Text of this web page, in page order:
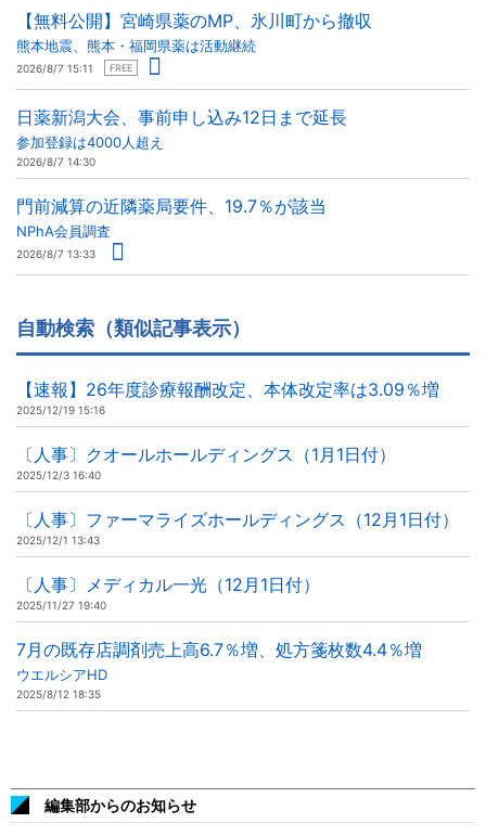
【無料公開】宮崎県薬のMP、氷川町から撤収
熊本地震、熊本・福岡県薬は活動継続
2026/8/7 15:11 FREE
日薬新潟大会、事前申し込み12日まで延長
参加登録は4000人超え
2026/8/7 14:30
門前減算の近隣薬局要件、19.7％が該当
NPhA会員調査
2026/8/7 13:33
自動検索（類似記事表示）
【速報】26年度診療報酬改定、本体改定率は3.09％増
2025/12/19 15:16
〔人事〕クオールホールディングス（1月1日付）
2025/12/3 16:40
〔人事〕ファーマライズホールディングス（12月1日付）
2025/12/1 13:43
〔人事〕メディカル一光（12月1日付）
2025/11/27 19:40
7月の既存店調剤売上高6.7％増、処方箋枚数4.4％増
ウエルシアHD
2025/8/12 18:35
編集部からのお知らせ